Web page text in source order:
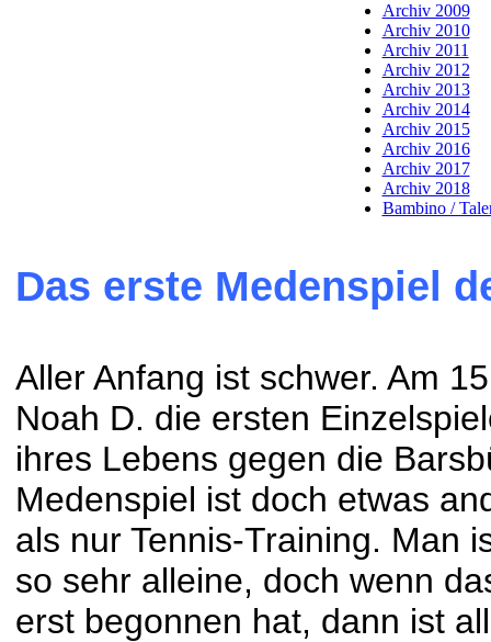
Archiv 2009
Archiv 2010
Archiv 2011
Archiv 2012
Archiv 2013
Archiv 2014
Archiv 2015
Archiv 2016
Archiv 2017
Archiv 2018
Bambino /
Das erste Medenspiel
Aller Anfang ist schwer. Am
Noah D. die ersten
ihres Lebens gegen die
Medenspiel ist doch etwas
als nur Tennis-Training. Man
so sehr alleine, doch wenn
erst begonnen hat, dann ist